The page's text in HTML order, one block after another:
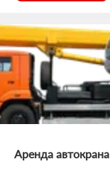
Аренда автокрана